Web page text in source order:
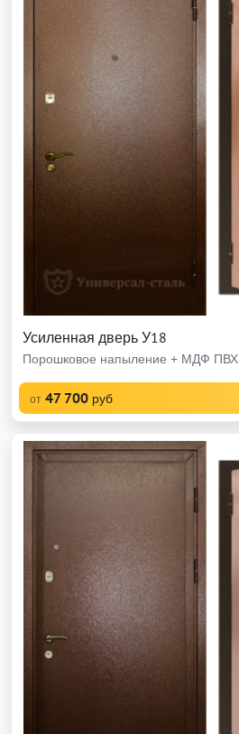
Усиленная дверь У18
Порошковое напыление + МДФ ПВХ
от 47 700 руб